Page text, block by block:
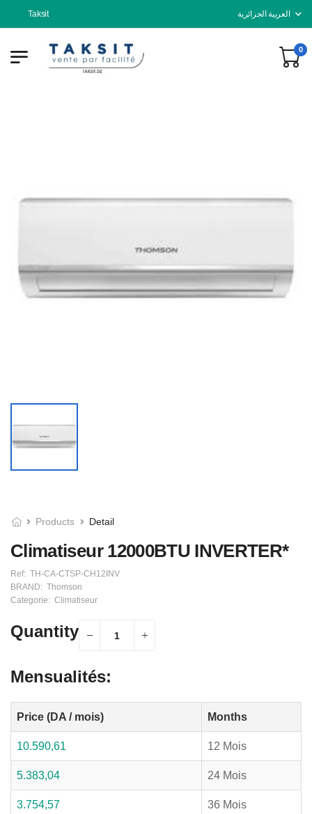
Taksit العربية الجزائرية
0
Products Detail
Climatiseur 12000BTU INVERTER*
Ref: TH-CA-CTSP-CH12INV
BRAND: Thomson
Categorie: Climatiseur
Quantity
Mensualités:
Price (DA / mois) Months
10.590,61 12 Mois
5.383,04 24 Mois
3.754,57 36 Mois